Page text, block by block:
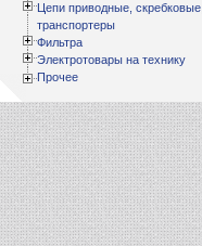
Цепи приводные, скребковые,
транспортеры
Фильтра
Электротовары на технику
Прочее